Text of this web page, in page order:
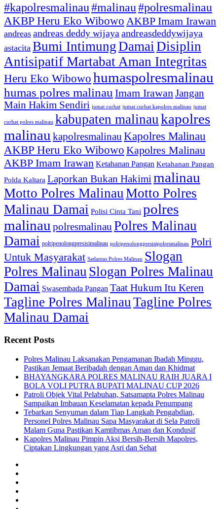
#kapolresmalinau#malinau#polresmalinau
AKBP Heru Eko Wibowo AKBP Imam Irawan
andreas andreas deddy wijaya andreasdeddywijaya
astacita Bumi IntimungDamaiDisiplin
Antisipatif Martabat Aman Integritas
Heru Eko Wibowohumaspolresmalinau
humas polres malinau Imam IrawanJangan
Main Hakim Sendiri jumat curhat jumat curhat kapolres malinau jumat
curhat polres malinau kabupaten malinaukapolres
malinau kapolresmalinau Kapolres Malinau
AKBP Heru Eko Wibowo Kapolres Malinau
AKBP Imam Irawan Ketahanan Pangan Ketahanan Pangan
Polda Kaltara Laporkan Bukan Hakimi malinau
Motto Polres MalinauMotto Polres
Malinau Damai Polisi Cinta Tani polres
malinau polresmalinau Polres Malinau
Damai polripenolongpresisimalinau polripenolongpresisipolresmalinau Polri
Untuk Masyarakat Satlantas Polres Malinau Slogan
Polres Malinau Slogan Polres Malinau
Damai Swasembada Pangan Taat Hukum Itu Keren
Tagline Polres MalinauTagline Polres
Malinau Damai
Recent Posts
Polres Malinau Laksanakan Pengamanan Ibadah Minggu,
Pastikan Jemaat Beribadah dengan Aman dan Khidmat
BHAYANGKARA POLRES MALINAU RAIH JUARA I
BOLA VOLI PUTRA BUPATI MALINAU CUP 2026
Patroli Objek Vital Pelabuhan, Satsamapta Polres Malinau
Sampaikan Imbauan Keselamatan kepada Penumpang
Tebarkan Senyuman dalam Tiap Langkah Pengabdian,
Personel Polres Malinau Sapa Masyarakat di Sela Patroli
Malam Guna Pastikan Kamtibmas Aman dan Kondusif
Kapolres Malinau Pimpin Aksi Bersih-Bersih Mapolres,
Ciptakan Lingkungan yang Asri dan Sehat